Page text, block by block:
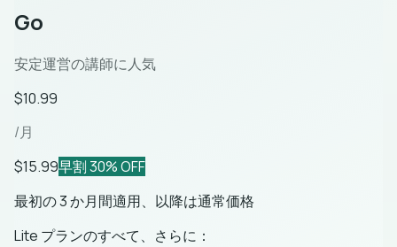
Go
安定運営の講師に人気
$10.99
/月
$15.99早割 30% OFF
最初の 3 か月間適用、以降は通常価格
Lite プランのすべて、さらに：